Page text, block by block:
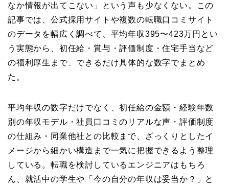
なか情報が出てこない」という声も少なくない。この
記事では、公式採用サイトや複数の転職口コミサイト
のデータを幅広く調べて、平均年収395〜423万円とい
う実態から、初任給・賞与・評価制度・住宅手当など
の福利厚生まで、できるだけ具体的な数字でまとめ
た。
平均年収の数字だけでなく、初任給の金額・経験年数
別の年収モデル・社員口コミのリアルな声・評価制度
の仕組み・同業他社との比較まで、ざっくりとしたイ
メージから細かい構造まで一気に把握できるよう整理
している。転職を検討しているエンジニアはもちろ
ん、就活中の学生や「今の自分の年収は妥当か？」と